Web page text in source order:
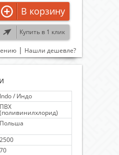
В корзину
Купить в 1 клик
| Нашли дешевле?
Indo / Индо
ПВХ
(поливинилхлорид)
Польша
2500
70